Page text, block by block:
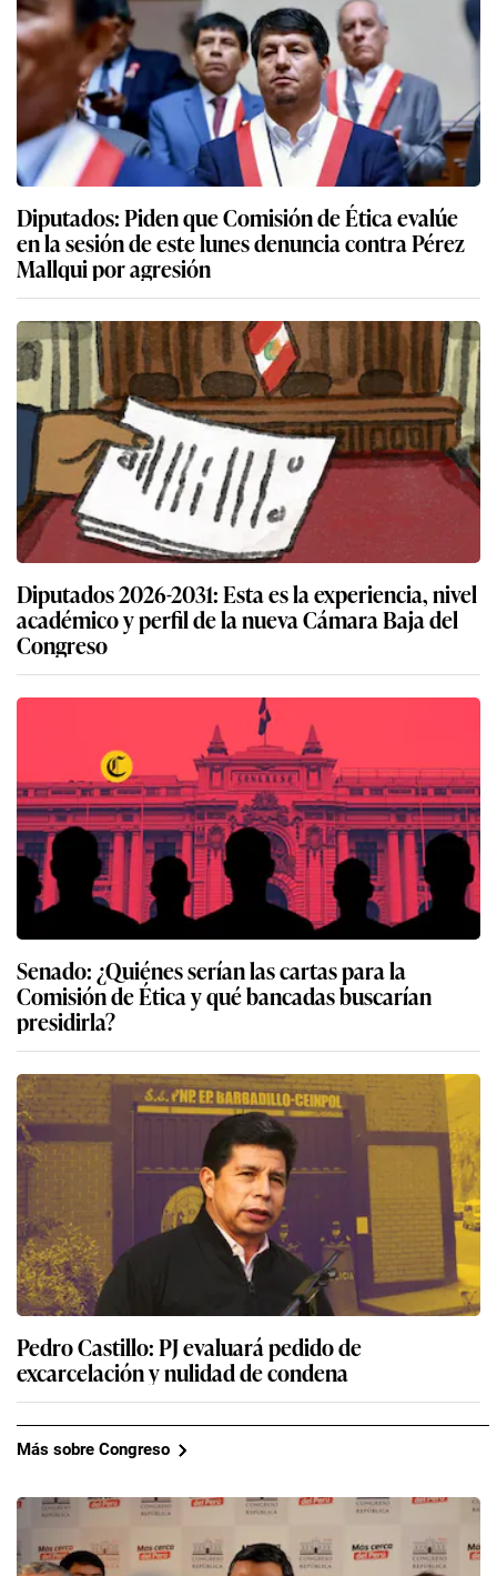
Diputados: Piden que Comisión de Ética evalúe
en la sesión de este lunes denuncia contra Pérez
Mallqui por agresión
Diputados 2026-2031: Esta es la experiencia, nivel
académico y perfil de la nueva Cámara Baja del
Congreso
Senado: ¿Quiénes serían las cartas para la
Comisión de Ética y qué bancadas buscarían
presidirla?
Pedro Castillo: PJ evaluará pedido de
excarcelación y nulidad de condena
Más sobre Congreso